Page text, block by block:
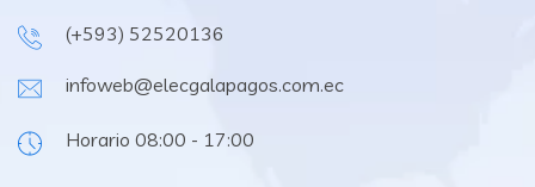
(+593) 52520136
infoweb@elecgalapagos.com.ec
Horario 08:00 - 17:00